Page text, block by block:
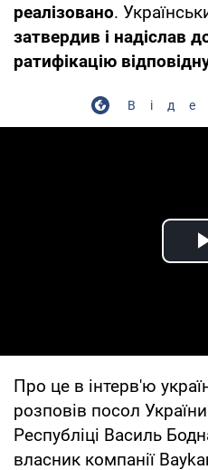
реалізовано.
затвердив і надіслав
ратифікацію
Про це в інтерв'ю
розповів посол
Республіці Василь
власник компанії